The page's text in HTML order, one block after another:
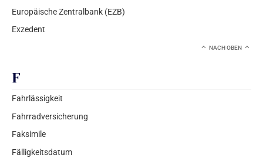
Europäische Zentralbank (EZB)
Exzedent
NACH OBEN
F
Fahrlässigkeit
Fahrradversicherung
Faksimile
Fälligkeitsdatum